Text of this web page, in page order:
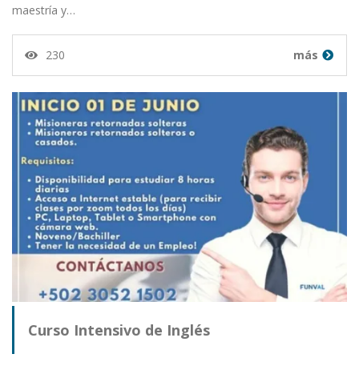
maestría y…
230 más
Curso Intensivo de Inglés